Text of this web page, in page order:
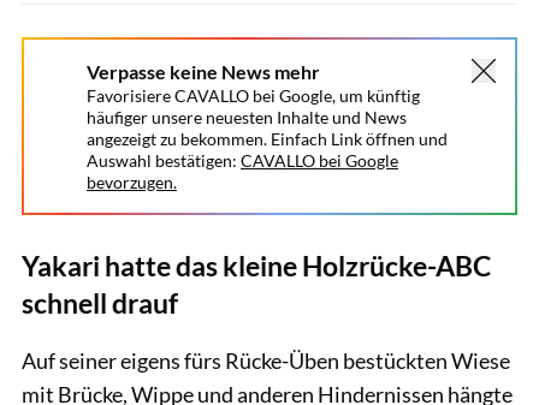
Verpasse keine News mehr
Favorisiere CAVALLO bei Google, um künftig
häufiger unsere neuesten Inhalte und News
angezeigt zu bekommen. Einfach Link öffnen und
Auswahl bestätigen: CAVALLO bei Google
bevorzugen.
Yakari hatte das kleine Holzrücke-ABC
schnell drauf
Auf seiner eigens fürs Rücke-Üben bestückten Wiese
mit Brücke, Wippe und anderen Hindernissen hängte